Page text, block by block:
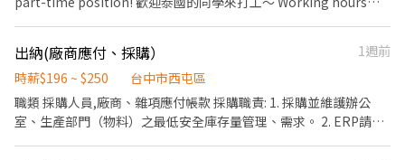
🇹🇭 ภาษาไทย ยินดีต้อนรับนักศึกษาชาวไทยมาร่วมงานกับเราใน
ตำแหน่งพาร์ทไทม์! สามารถเพิ่มชั่วโมงการทำงานในช่วงปิดภาคฤดู
ร้อน และปรับตารางการทำงานให้เหมาะกับตารางเรียนเมื่อเปิดภาค
การศึกษาได้ 🇹🇭 🇹🇼 ⭐🌍 Job Responsibilities｜工作內容｜
出納(廠商應付、採購）
1週前
時薪$196 ~ $250
台中市西屯區
職類 採購人員,廠商、雜項應付帳款 採購職責: 1. 採購並維護辦公
室、生產部門（物料）之最低安全庫存量管理、需求。 2. ERP請款